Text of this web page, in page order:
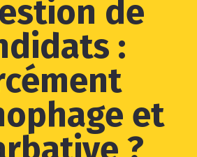
de
:
et